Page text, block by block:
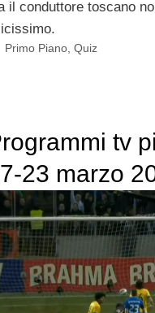
il conduttore toscano
Categorie
Primo Piano ,Quiz
tv
23 marzo
Italia al